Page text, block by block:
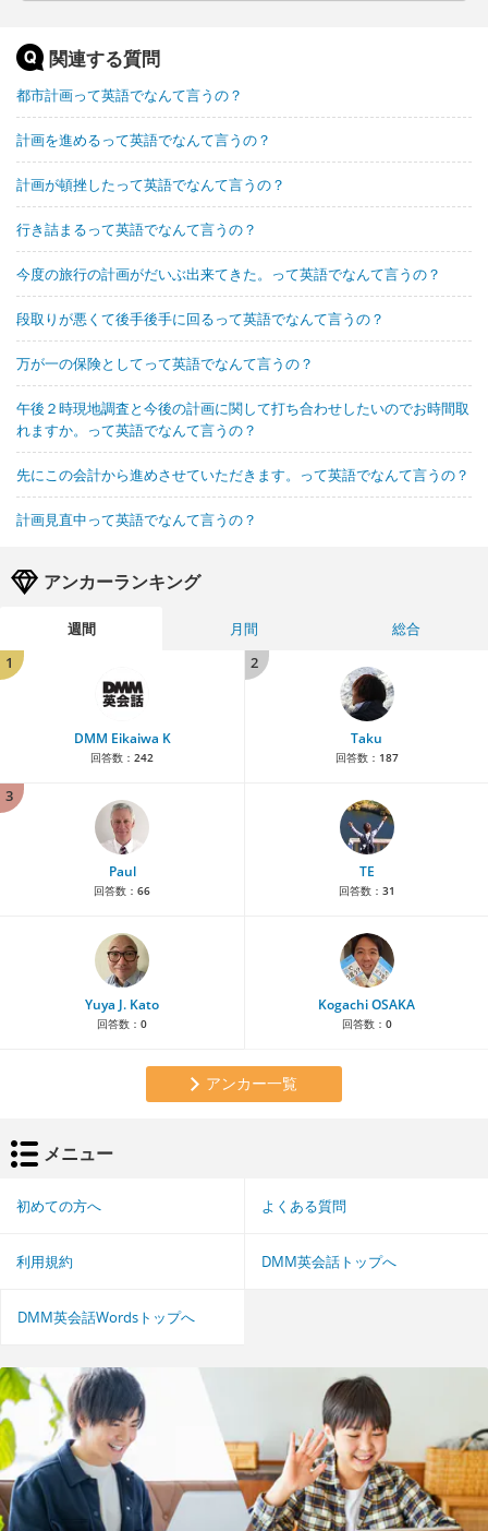
関連する質問
都市計画って英語でなんて言うの？
計画を進めるって英語でなんて言うの？
計画が頓挫したって英語でなんて言うの？
行き詰まるって英語でなんて言うの？
今度の旅行の計画がだいぶ出来てきた。って英語でなんて言うの？
段取りが悪くて後手後手に回るって英語でなんて言うの？
万が一の保険としてって英語でなんて言うの？
午後２時現地調査と今後の計画に関して打ち合わせしたいのでお時間取
れますか。って英語でなんて言うの？
先にこの会計から進めさせていただきます。って英語でなんて言うの？
計画見直中って英語でなんて言うの？
アンカーランキング
週間 月間
総合
1
DMM Eikaiwa K
回答数： 242
2
Taku
回答数： 187
3
Paul
回答数： 66
TE
回答数： 31
Yuya J. Kato
回答数： 0
Kogachi OSAKA
回答数： 0
アンカー一覧
メニュー
初めての方へ よくある質問
利用規約 DMM英会話トップへ
DMM英会話Wordsトップへ